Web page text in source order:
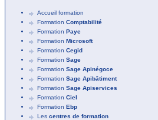
Accueil formation
Formation Comptabilité
Formation Paye
Formation Microsoft
Formation Cegid
Formation Sage
Formation Sage Apinégoce
Formation Sage Apibâtiment
Formation Sage Apiservices
Formation Ciel
Formation Ebp
Les centres de formation